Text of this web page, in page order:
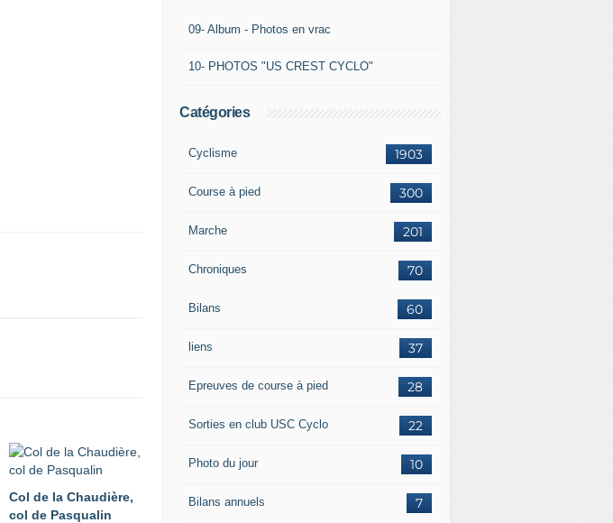
Col de la Chaudière,
col de Pasqualin
09- Album - Photos en vrac
10- PHOTOS "US CREST CYCLO"
Catégories
1903
Cyclisme
300
Course à pied
201
Marche
70
Chroniques
60
Bilans
37
liens
28
Epreuves de course à pied
22
Sorties en club USC Cyclo
10
Photo du jour
7
Bilans annuels